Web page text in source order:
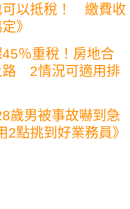
可以抵稅！ 繳費收
》
％重稅！房地合
路 2情況可適用排
歲男被事故嚇到急
點挑到好業務員》